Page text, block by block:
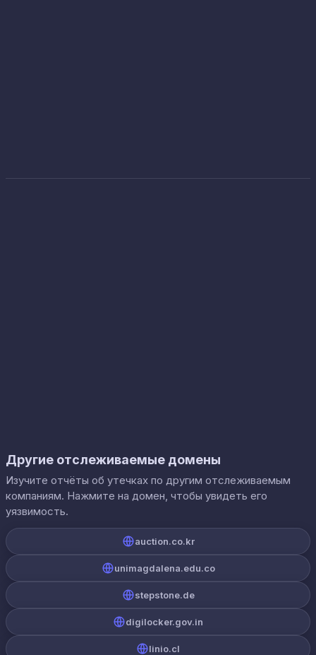
Другие отслеживаемые домены
Изучите отчёты об утечках по другим отслеживаемым
компаниям. Нажмите на домен, чтобы увидеть его
уязвимость.
auction.co.kr
unimagdalena.edu.co
stepstone.de
digilocker.gov.in
linio.cl